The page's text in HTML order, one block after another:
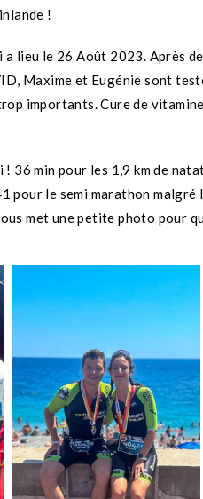
!
lieu le 26 Août 2023. Après
Maxime et Eugénie sont
importants. Cure de
min pour les 1,9 km de
le semi marathon
met une petite photo pour